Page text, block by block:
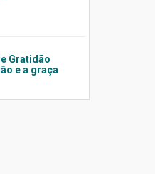
Gratidão
e a graça